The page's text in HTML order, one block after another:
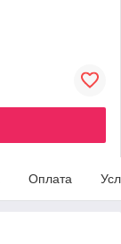
Оплата